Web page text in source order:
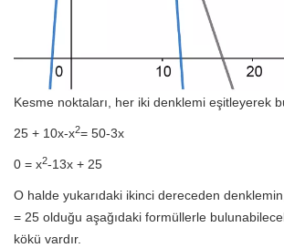
Kesme noktaları, her iki denklemi eşitleyerek
25 + 10x-x2= 50-3x
0 = x2-13x + 25
O halde yukarıdaki ikinci dereceden
= 25 olduğu aşağıdaki formüllerle
kökü vardır.